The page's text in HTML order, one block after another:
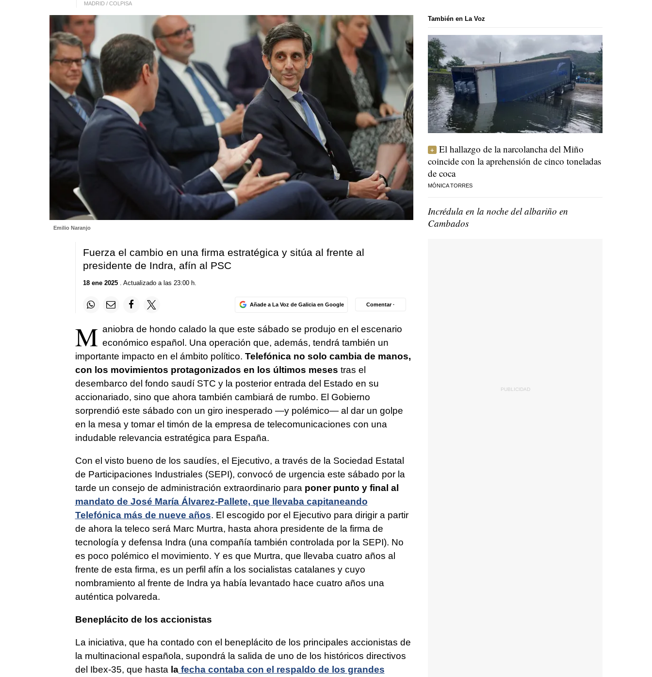
MADRID / COLPISA
Emilio Naranjo
Fuerza el cambio en una firma estratégica y sitúa al frente al
presidente de Indra, afín al PSC
18 ene 2025. Actualizado a las 23:00 h.
Añade a La Voz de Galicia en Google Comentar ·
M aniobra de hondo calado la que este sábado se produjo en el escenario
económico español. Una operación que, además, tendrá también un
importante impacto en el ámbito político. Telefónica no solo cambia de manos,
con los movimientos protagonizados en los últimos meses tras el
desembarco del fondo saudí STC y la posterior entrada del Estado en su
accionariado, sino que ahora también cambiará de rumbo. El Gobierno
sorprendió este sábado con un giro inesperado —y polémico— al dar un golpe
en la mesa y tomar el timón de la empresa de telecomunicaciones con una
indudable relevancia estratégica para España.
Con el visto bueno de los saudíes, el Ejecutivo, a través de la Sociedad Estatal
de Participaciones Industriales (SEPI), convocó de urgencia este sábado por la
tarde un consejo de administración extraordinario para poner punto y final al
mandato de José María Álvarez-Pallete, que llevaba capitaneando
Telefónica más de nueve años. El escogido por el Ejecutivo para dirigir a partir
de ahora la teleco será Marc Murtra, hasta ahora presidente de la firma de
tecnología y defensa Indra (una compañía también controlada por la SEPI). No
es poco polémico el movimiento. Y es que Murtra, que llevaba cuatro años al
frente de esta firma, es un perfil afín a los socialistas catalanes y cuyo
nombramiento al frente de Indra ya había levantado hace cuatro años una
auténtica polvareda.
Beneplácito de los accionistas
La iniciativa, que ha contado con el beneplácito de los principales accionistas de
la multinacional española, supondrá la salida de uno de los históricos directivos
del Ibex-35, que hasta lafecha contaba con el respaldo de los grandes
También en La Voz
El hallazgo de la narcolancha del Miño
coincide con la aprehensión de cinco toneladas
de coca
MÓNICA TORRES
Incrédula en la noche del albariño en
Cambados